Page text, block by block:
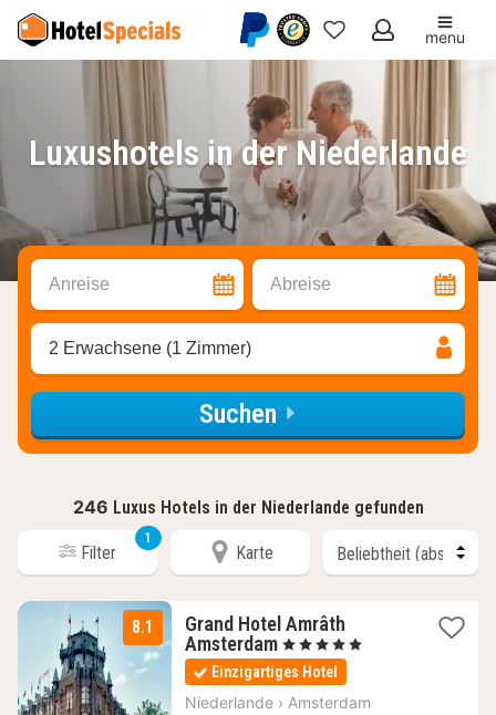
Meine
Favoriten
menu
Luxushotels in der Niederlande
Anreise Abreise
2 Erwachsene (1 Zimmer)
Suchen
246 Luxus Hotels in der Niederlande gefunden
Filter
1
Karte
8.1
Grand Hotel Amrâth
Amsterdam 1
Nacht
ab
212,90
, 5 Sterne
Einzigartiges Hotel
Niederlande › Amsterdam